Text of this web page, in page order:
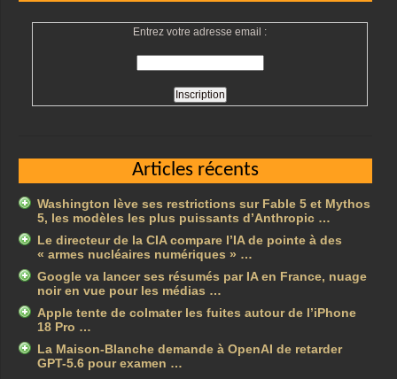
Entrez votre adresse email :
Articles récents
Washington lève ses restrictions sur Fable 5 et Mythos
5, les modèles les plus puissants d’Anthropic …
Le directeur de la CIA compare l’IA de pointe à des
« armes nucléaires numériques » …
Google va lancer ses résumés par IA en France, nuage
noir en vue pour les médias …
Apple tente de colmater les fuites autour de l’iPhone
18 Pro …
La Maison-Blanche demande à OpenAI de retarder
GPT-5.6 pour examen …